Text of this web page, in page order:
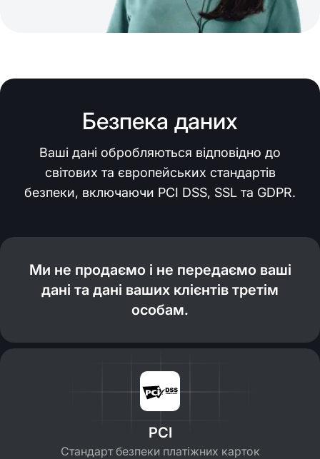
Безпека даних
Ваші дані обробляються відповідно до
світових та європейських стандартів
безпеки, включаючи PCI DSS, SSL та GDPR.
Ми не продаємо і не передаємо ваші
дані та дані ваших клієнтів третім
особам.
PCI
Стандарт безпеки платіжних карток